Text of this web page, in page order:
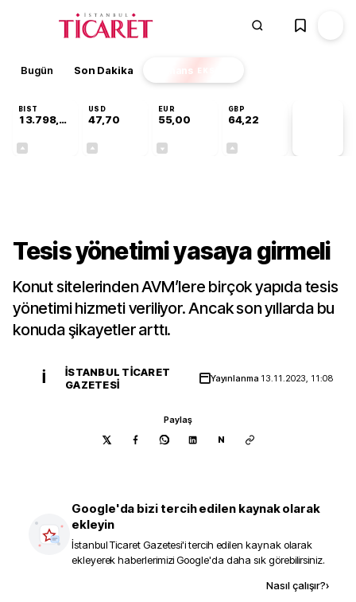
Bugün Son Dakika Finans EKSTRA
BIST
13.798,82
USD
47,70
EUR
55,00
GBP
64,22
Tesis yönetimi yasaya girmeli
Konut sitelerinden AVM’lere birçok yapıda tesis
yönetimi hizmeti veriliyor. Ancak son yıllarda bu
konuda şikayetler arttı.
İ
İSTANBUL TICARET
GAZETESI
Yayınlanma 13.11.2023, 11:08
Paylaş
N
Google'da bizi tercih edilen kaynak olarak
ekleyin
İstanbul Ticaret Gazetesi'i tercih edilen kaynak olarak
ekleyerek haberlerimizi Google'da daha sık görebilirsiniz.
Nasıl çalışır?›